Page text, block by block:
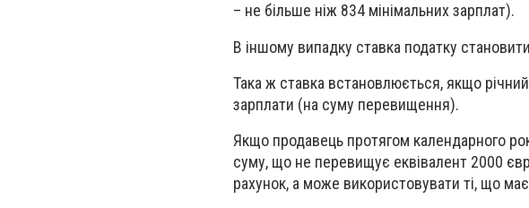
– не більше ніж 834 мінімальних зарплат).
В іншому випадку ставка податку
Така ж ставка встановлюється, якщо
зарплати (на суму перевищення).
Якщо продавець протягом календарного
суму, що не перевищує еквівалент 2000
рахунок, а може використовувати ті, що